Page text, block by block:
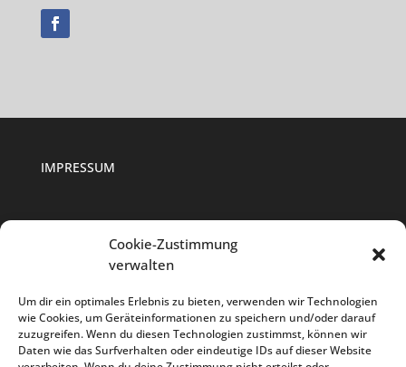
Cookie-Zustimmung
verwalten
Um dir ein optimales Erlebnis zu bieten, verwenden wir Technologien
wie Cookies, um Geräteinformationen zu speichern und/oder darauf
zuzugreifen. Wenn du diesen Technologien zustimmst, können wir
Daten wie das Surfverhalten oder eindeutige IDs auf dieser Website
IMPRESSUM
COOKIE-RICHTLINIEN